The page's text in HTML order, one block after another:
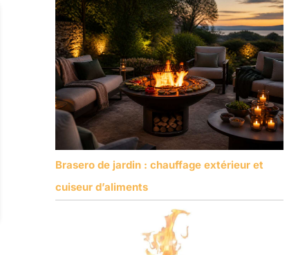
Brasero de jardin : chauffage extérieur et
cuiseur d’aliments